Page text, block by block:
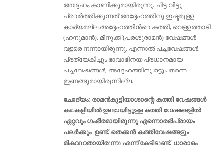
അദ്ദേഹം കാണിക്കുമായിരുന്നു. ചിട്ട വിട്ടു
പ്രവർത്തിക്കുന്നത്‌ അദ്ദേഹത്തിനു ഇഷ്ടമുള്ള
കാര്യമല്ല.അദ്ദേഹത്തിൻറെ കത്തി, വെള്ളത്താടി
(ഹനുമാൻ), മിനുക്ക്‌ (പരശുരാമൻ) വേഷങ്ങൾ
വളരെ നന്നായിരുന്നു. എന്നാൽ പച്ചവേഷങ്ങൾ,
പ്രത്യേകിച്ചും ഭാവാഭിനയ പ്രധാനമായ
പച്ചവേഷങ്ങൾ, അദ്ദേഹത്തിനു ഒട്ടും തന്നെ
ഇണങ്ങുമായിരുന്നില്ല.
ചോദ്യം: രാമൻകുട്ടിയാശാന്റെ കത്തി വേഷങ്ങൾ
കഥകളിയിൽ ഉണ്ടായിട്ടുള്ള കത്തി വേഷങ്ങളിൽ
ഏറ്റവും ഗംഭീരമായിരുന്നു എന്നൊരഭിപ്രായം
പലർക്കും ഉണ്ട്. തെക്കൻ കത്തിവേഷങ്ങളും
മികവുറ്റതായിരുന്നു എന്ന് കേട്ടിട്ടുണ്ട്. ധാരാളം